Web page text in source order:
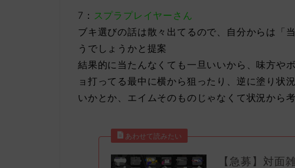
7： スプラプレイヤーさん
ブキ選びの話は散々出てるので、自分からは「
うでしょうかと提案
結果的に当たんなくても一旦いいから、味方や
ョ打ってる最中に横から狙ったり、逆に塗り状
いかとか、エイムそのものじゃなくて状況から
【急募】対面